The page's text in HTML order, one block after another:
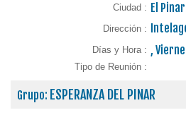
Ciudad : El Pinar
Dirección :
Días y Hora : ,
Tipo de Reunión :
Grupo: ESPERANZA DEL PINAR